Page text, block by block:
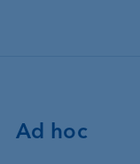
Ad hoc